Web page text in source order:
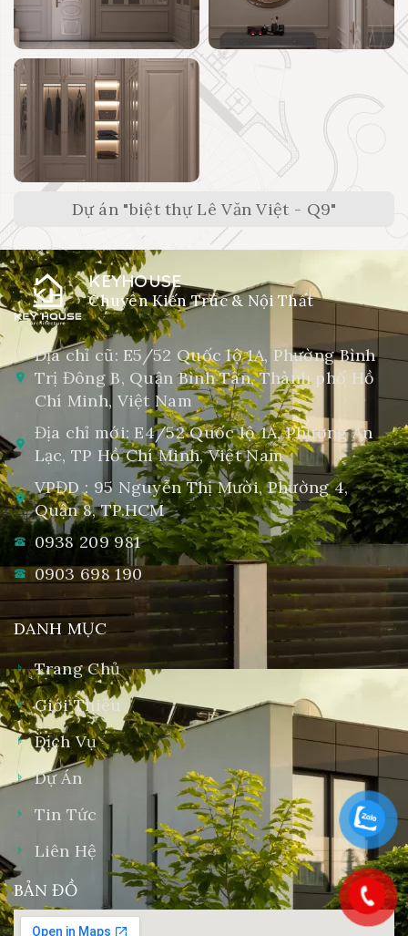
Dự án "biệt thự Lê Văn Việt - Q9"
KEYHOUSE
Chuyên Kiến Trúc & Nội Thất
Địa chỉ cũ: E5/52 Quốc lộ 1A, Phường Bình
Trị Đông B, Quận Bình Tân, Thành phố Hồ
Chí Minh, Việt Nam
Địa chỉ mới: E4/52 Quốc lộ 1A, Phường An
Lạc, TP Hồ Chí Minh, Việt Nam
VPĐD : 95 Nguyễn Thị Mười, Phường 4,
Quận 8, TP.HCM
0938 209 981
0903 698 190
DANH MỤC
Trang Chủ
Giới Thiệu
Dịch Vụ
Dự Án
Tin Tức
Liên Hệ
BẢN ĐỒ